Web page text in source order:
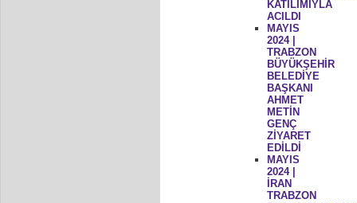
KATILIMIYLA
ACILDI
MAYIS
2024 |
TRABZON
BÜYÜKŞEHİR
BELEDİYE
BAŞKANI
AHMET
METİN
GENÇ
ZİYARET
EDİLDİ
MAYIS
2024 |
İRAN
TRABZON